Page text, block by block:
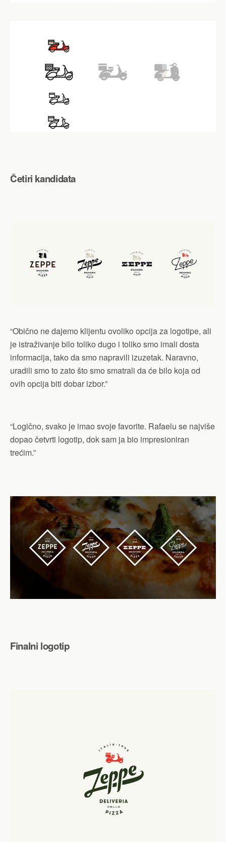
Četiri kandidata
“Obično ne dajemo klijentu ovoliko opcija za logotipe, ali
je istraživanje bilo toliko dugo i toliko smo imali dosta
informacija, tako da smo napravili izuzetak. Naravno,
uradili smo to zato što smo smatrali da će bilo koja od
ovih opcija biti dobar izbor.”
“Logično, svako je imao svoje favorite. Rafaelu se najviše
dopao četvrti logotip, dok sam ja bio impresioniran
trećim.”
Finalni logotip